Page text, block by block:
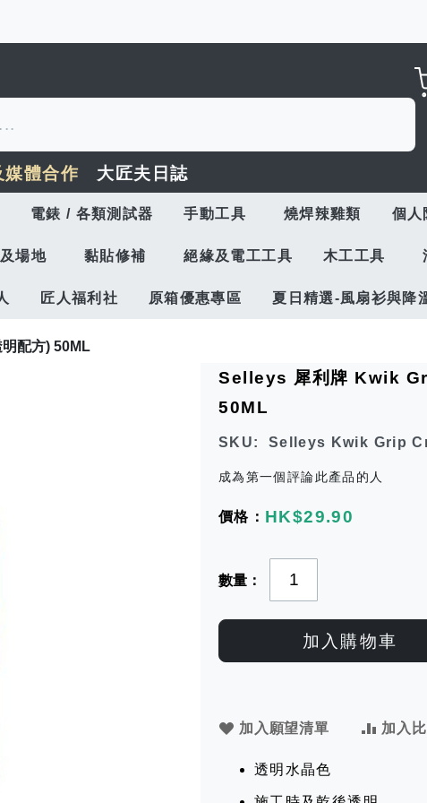
體合作 大匠夫日誌
電錶 / 各類測試器 手動工具 燒焊辣雞類 個人
場地 黏貼修補 絕緣及電工工具 木工工具
匠人福利社 原箱優惠專區 夏日精選-風扇衫與降
配方) 50ML
Selleys 犀利牌 Kwik
50ML
SKU Selleys Kwik Grip
成為第一個評論此產品的人
HK$29.90
數量
加入購物車
加入願望清單 加入
透明水晶色